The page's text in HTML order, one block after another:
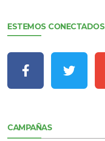
ESTEMOS CONECTADOS
CAMPAÑAS